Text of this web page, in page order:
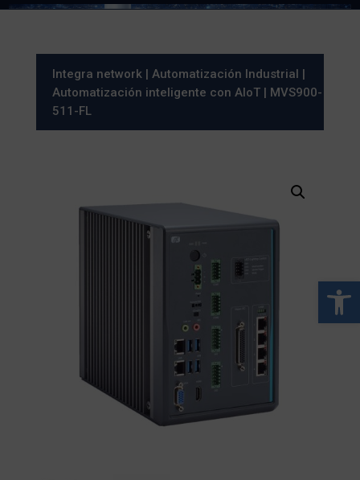
Abrir
Integra network| Automatización Industrial |
Automatización inteligente con AIoT| MVS900-
511-FL